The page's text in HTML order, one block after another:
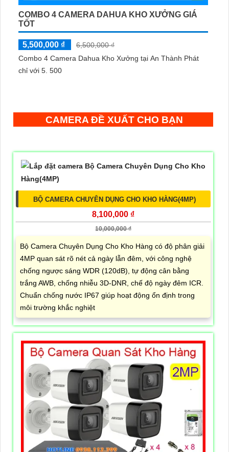
COMBO 4 CAMERA DAHUA KHO XƯỞNG GIÁ
TỐT
5,500,000 ₫
6,500,000 ₫
Combo 4 Camera Dahua Kho Xưởng tại An Thành Phát
chỉ với 5. 500
CAMERA ĐỀ XUẤT CHO BẠN
BỘ CAMERA CHUYÊN DỤNG CHO KHO HÀNG(4MP)
8,100,000 ₫
10,000,000 ₫
Bộ Camera Chuyên Dụng Cho Kho Hàng có độ phân giải
4MP quan sát rõ nét cả ngày lẫn đêm, với công nghệ
chống ngược sáng WDR (120dB), tự động cân bằng
trắng AWB, chống nhiễu 3D-DNR, chế độ ngày đêm ICR.
Chuẩn chống nước IP67 giúp hoạt động ổn định trong
môi trường khắc nghiệt